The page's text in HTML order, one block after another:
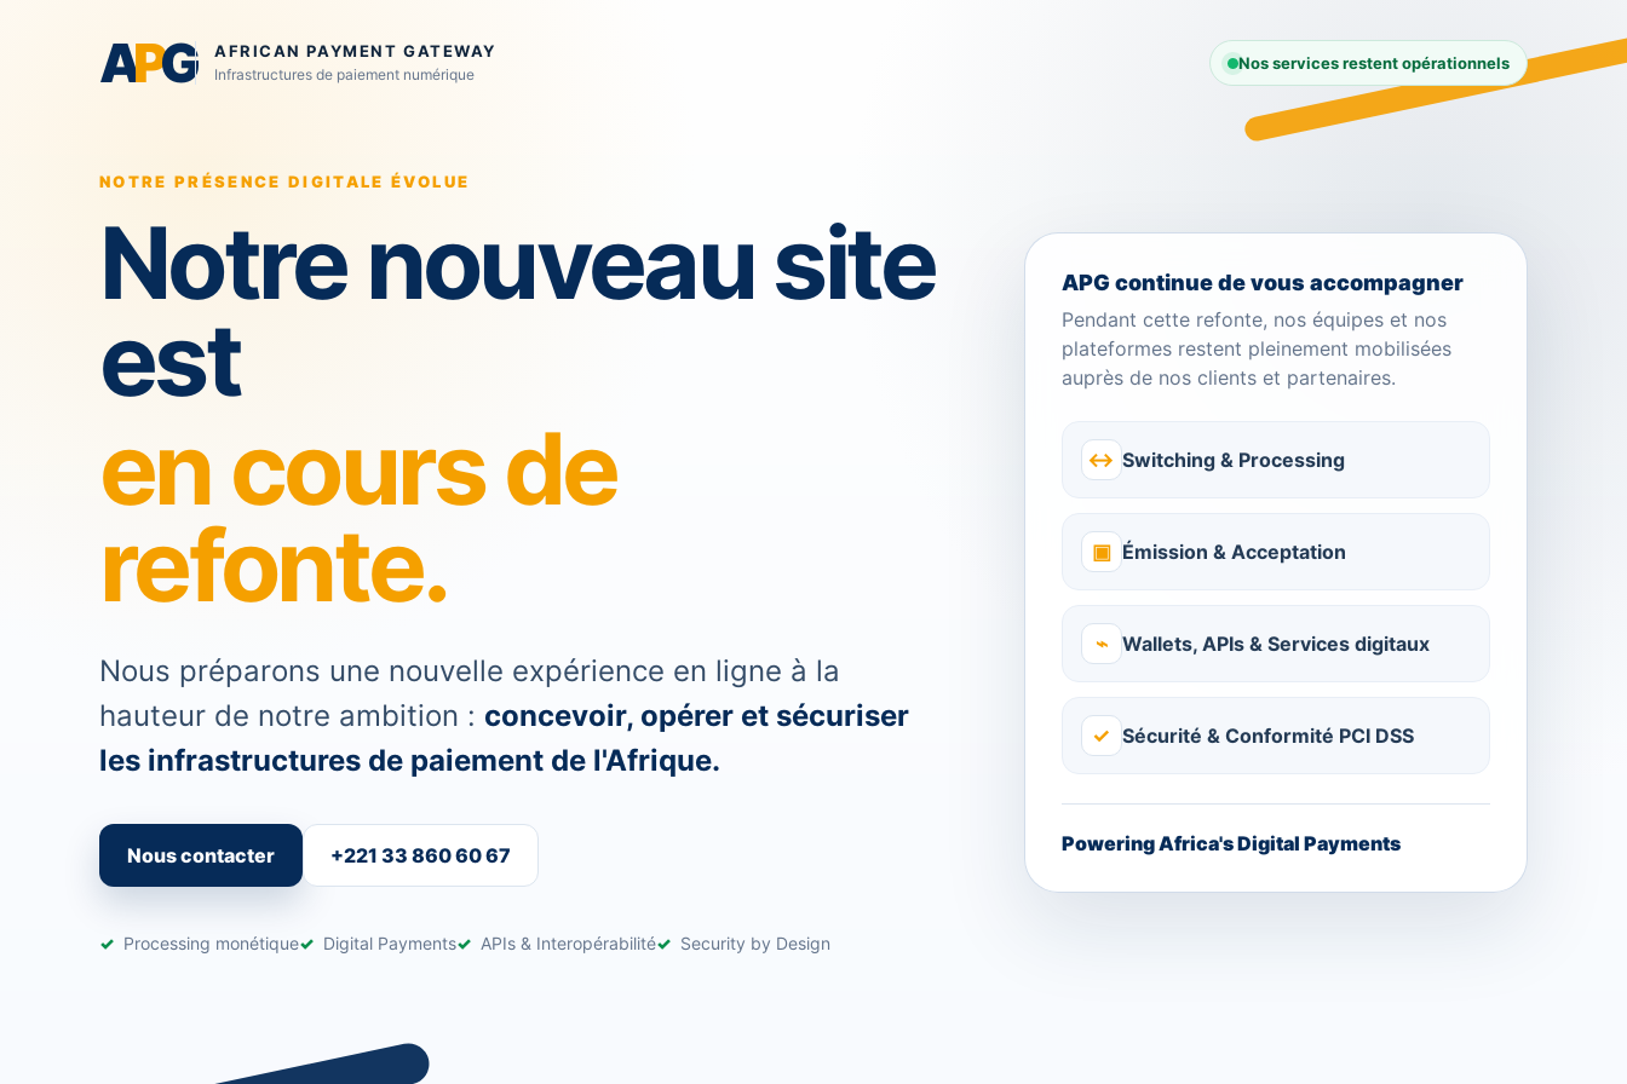
APG AFRICAN PAYMENT GATEWAY
Infrastructures de paiement numérique
Nos services restent opérationnels
NOTRE PRÉSENCE DIGITALE ÉVOLUE
Notre nouveau site
est
en cours de
refonte.
Nous préparons une nouvelle expérience en ligne à la
hauteur de notre ambition : concevoir, opérer et sécuriser
les infrastructures de paiement de l'Afrique.
Nous contacter +221 33 860 60 67
Processing monétique Digital Payments APIs & Interopérabilité Security by Design
APG continue de vous accompagner
Pendant cette refonte, nos équipes et nos
plateformes restent pleinement mobilisées
auprès de nos clients et partenaires.
↔ Switching & Processing
▣ Émission & Acceptation
⌁ Wallets, APIs & Services digitaux
✓ Sécurité & Conformité PCI DSS
Powering Africa's Digital Payments